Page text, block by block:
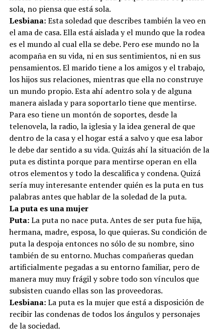
sola, no piensa que está sola.
Lesbiana:Esta soledad que describes también la veo en
el ama de casa. Ella está aislada y el mundo que la rodea
es el mundo al cual ella se debe. Pero ese mundo no la
acompaña en su vida, ni en sus sentimientos, ni en sus
pensamientos. El marido tiene a los amigos y el trabajo,
los hijos sus relaciones, mientras que ella no construye
un mundo propio. Esta ahí adentro sola y de alguna
manera aislada y para soportarlo tiene que mentirse.
Para eso tiene un montón de soportes, desde la
telenovela, la radio, la iglesia y la idea general de que
dentro de la casa y el hogar está a salvo y que esa labor
le debe dar sentido a su vida. Quizás ahí la situación de la
puta es distinta porque para mentirse operan en ella
otros elementos y todo la descalifica y condena. Quizá
sería muy interesante entender quién es la puta en tus
palabras antes que hablar de la soledad de la puta.
La puta es una mujer
Puta:La puta no nace puta. Antes de ser puta fue hija,
hermana, madre, esposa, lo que quieras. Su condición de
puta la despoja entonces no sólo de su nombre, sino
también de su entorno. Muchas compañeras quedan
artificialmente pegadas a su entorno familiar, pero de
manera muy muy frágil y sobre todo son vínculos que
subsisten cuando ellas son las proveedoras.
Lesbiana:La puta es la mujer que está a disposición de
recibir las condenas de todos los ángulos y personajes
de la sociedad.